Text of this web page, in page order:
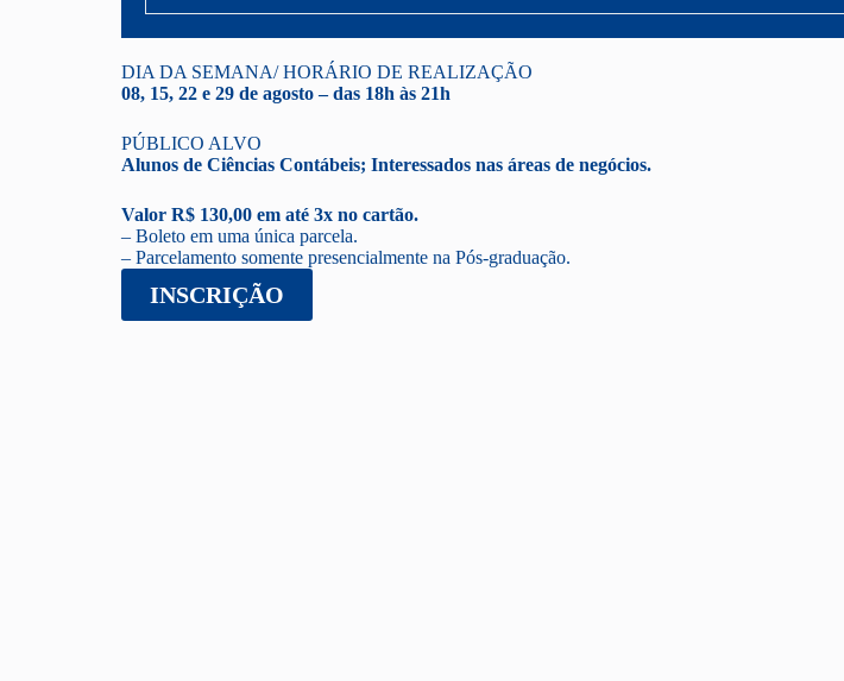
DIA DA SEMANA/ HORÁRIO DE REALIZAÇÃO
08, 15, 22 e 29 de agosto – das 18h às 21h
PÚBLICO ALVO
Alunos de Ciências Contábeis; Interessados nas áreas de negócios.
Valor R$ 130,00 em até 3x no cartão.
– Boleto em uma única parcela.
– Parcelamento somente presencialmente na Pós-graduação.
INSCRIÇÃO